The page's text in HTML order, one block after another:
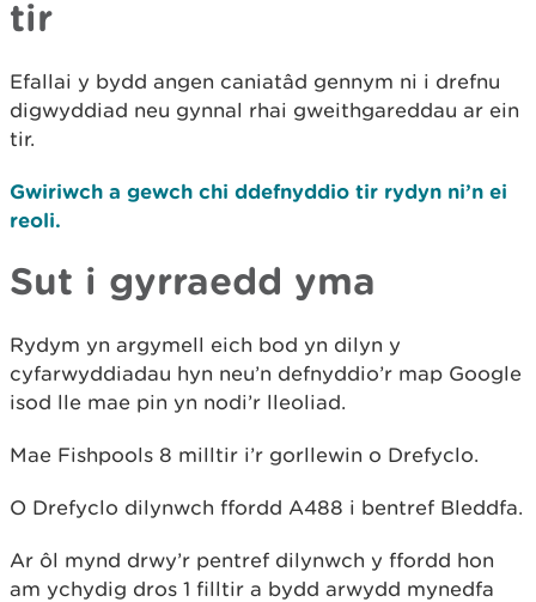
tir
Efallai y bydd angen caniatâd gennym ni i drefnu
digwyddiad neu gynnal rhai gweithgareddau ar ein
tir.
Gwiriwch a gewch chi ddefnyddio tir rydyn ni’n ei
reoli.
Sut i gyrraedd yma
Rydym yn argymell eich bod yn dilyn y
cyfarwyddiadau hyn neu’n defnyddio’r map Google
isod lle mae pin yn nodi’r lleoliad.
Mae Fishpools 8 milltir i’r gorllewin o Drefyclo.
O Drefyclo dilynwch ffordd A488 i bentref Bleddfa.
Ar ôl mynd drwy’r pentref dilynwch y ffordd hon
am ychydig dros 1 filltir a bydd arwydd mynedfa